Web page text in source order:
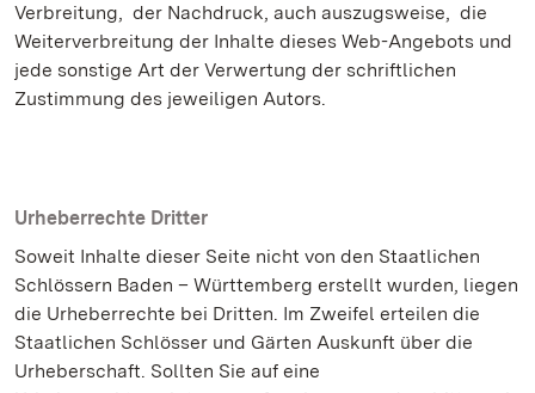
Verbreitung, der Nachdruck, auch auszugsweise, die
Weiterverbreitung der Inhalte dieses Web-Angebots und
jede sonstige Art der Verwertung der schriftlichen
Zustimmung des jeweiligen Autors.
Urheberrechte Dritter
Soweit Inhalte dieser Seite nicht von den Staatlichen
Schlössern Baden – Württemberg erstellt wurden, liegen
die Urheberrechte bei Dritten. Im Zweifel erteilen die
Staatlichen Schlösser und Gärten Auskunft über die
Urheberschaft. Sollten Sie auf eine